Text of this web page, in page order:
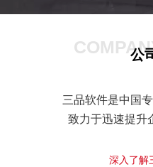
公
三品软件是中国
致力于迅速提升
深入了解